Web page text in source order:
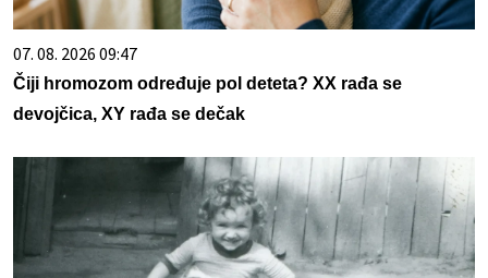
07. 08. 2026 09:47
Čiji hromozom određuje pol deteta? XX rađa se
devojčica, XY rađa se dečak